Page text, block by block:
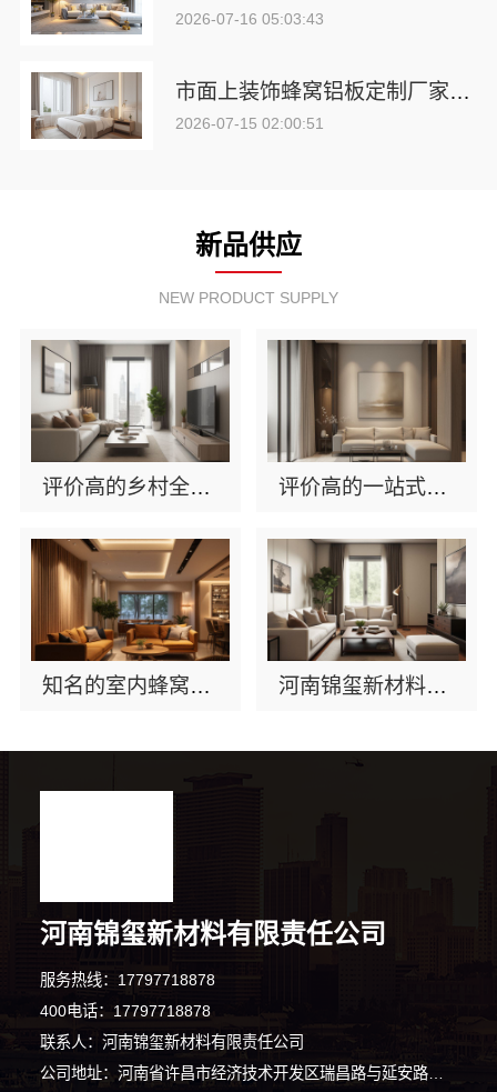
2026-07-16 05:03:43
市面上装饰蜂窝铝板定制厂家：河南锦玺新材料有限责任公司
2026-07-15 02:00:51
新品供应
NEW PRODUCT SUPPLY
评价高的乡村全屋整装排行榜单：河南锦玺新材料有限责任公司 评价高的一站式全屋整装推荐排行榜：河南锦玺新材料
知名的室内蜂窝铝板排行榜：河南锦玺新材料有限责任公司上榜 河南锦玺新材料：知名环保全铝整装排行榜
河南锦玺新材料有限责任公司
服务热线：17797718878
400电话：17797718878
联系人：河南锦玺新材料有限责任公司
公司地址：河南省许昌市经济技术开发区瑞昌路与延安路交叉口向西200米路北008号许昌泷阳实业有限公司院内南侧厂房西部1栋101室